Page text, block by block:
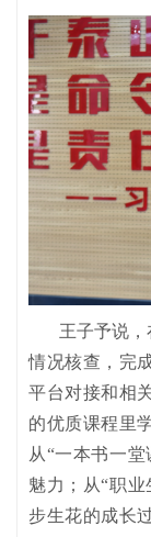
王子予说，
情况核查，完
平台对接和相
的优质课程里
从“一本书一
魅力；从“职
步生花的成长